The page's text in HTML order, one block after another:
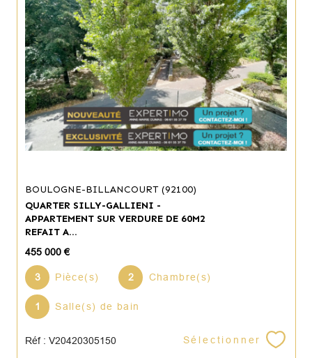
BOULOGNE-BILLANCOURT (92100)
QUARTER SILLY-GALLIENI -
APPARTEMENT SUR VERDURE DE 60M2
REFAIT A...
455 000 €
3 Pièce(s) 2 Chambre(s)
1 Salle(s) de bain
Réf : V20420305150 Sélectionner